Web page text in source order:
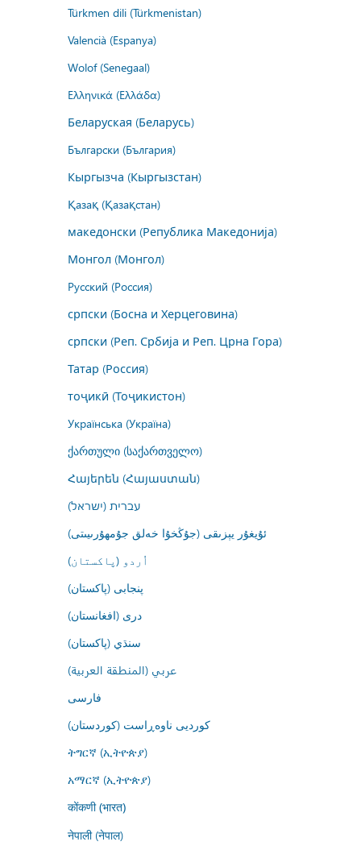
Türkmen dili (Türkmenistan)
Valencià (Espanya)
Wolof (Senegaal)
Ελληνικά (Ελλάδα)
Беларуская (Беларусь)
Български (България)
Кыргызча (Кыргызстан)
Қазақ (Қазақстан)
македонски (Република Македонија)
Монгол (Монгол)
Русский (Россия)
српски (Босна и Херцеговина)
српски (Реп. Србија и Реп. Црна Гора)
Татар (Россия)
тоҷикӣ (Тоҷикистон)
Українська (Україна)
ქართული (საქართველო)
Հայերեն (Հայաստան)
עברית (ישראל)
ئۇيغۇر يېزىقى (جۇڭخۇا خەلق جۇمھۇرىيىتى)
اُردو (پاکستان)
پنجابی (پاکستان)
درى (افغانستان)
سنڌي (پاکستان)
عربي (المنطقة العربية)
فارسى
کوردیی ناوەڕاست (کوردستان)
ትግርኛ (ኢትዮጵያ)
አማርኛ (ኢትዮጵያ)
कोंकणी (भारत)
नेपाली (नेपाल)